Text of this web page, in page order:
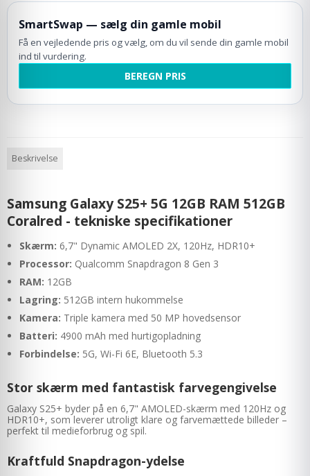
SmartSwap — sælg din gamle mobil
Få en vejledende pris og vælg, om du vil sende din gamle mobil
ind til vurdering.
BEREGN PRIS
Beskrivelse
Samsung Galaxy S25+ 5G 12GB RAM 512GB
Coralred - tekniske specifikationer
Skærm: 6,7" Dynamic AMOLED 2X, 120Hz, HDR10+
Processor: Qualcomm Snapdragon 8 Gen 3
RAM: 12GB
Lagring: 512GB intern hukommelse
Kamera: Triple kamera med 50 MP hovedsensor
Batteri: 4900 mAh med hurtigopladning
Forbindelse: 5G, Wi-Fi 6E, Bluetooth 5.3
Stor skærm med fantastisk farvegengivelse
Galaxy S25+ byder på en 6,7" AMOLED-skærm med 120Hz og
HDR10+, som leverer utroligt klare og farvemættede billeder –
perfekt til medieforbrug og spil.
Kraftfuld Snapdragon-ydelse